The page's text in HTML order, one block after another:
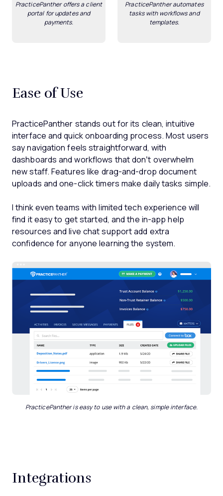
PracticePanther offers a client
portal for updates and
payments.
PracticePanther automates
tasks with workflows and
templates.
Ease of Use
PracticePanther stands out for its clean, intuitive
interface and quick onboarding process. Most users
say navigation feels straightforward, with
dashboards and workflows that don’t overwhelm
new staff. Features like drag-and-drop document
uploads and one-click timers make daily tasks simple.
I think even teams with limited tech experience will
find it easy to get started, and the in-app help
resources and live chat support add extra
confidence for anyone learning the system.
PracticePanther is easy to use with a clean, simple interface.
Integrations